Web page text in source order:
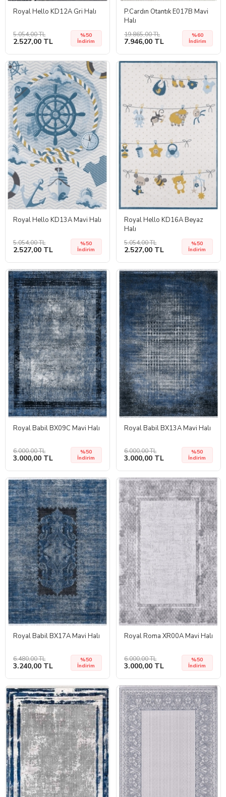
Royal Hello KD12A Gri Halı
5.054,00 TL
2.527,00 TL
%50
İndirim
P.Cardın Otantık E017B Mavi
Halı
19.865,00 TL
7.946,00 TL
%60
İndirim
Royal Hello KD13A Mavi Halı
5.054,00 TL
2.527,00 TL
%50
İndirim
Royal Hello KD16A Beyaz
Halı
5.054,00 TL
2.527,00 TL
%50
İndirim
Royal Babil BX09C Mavi Halı
6.000,00 TL
3.000,00 TL
%50
İndirim
Royal Babil BX13A Mavi Halı
6.000,00 TL
3.000,00 TL
%50
İndirim
Royal Babil BX17A Mavi Halı
6.480,00 TL
3.240,00 TL
%50
İndirim
Royal Roma XR00A Mavi Halı
6.000,00 TL
3.000,00 TL
%50
İndirim